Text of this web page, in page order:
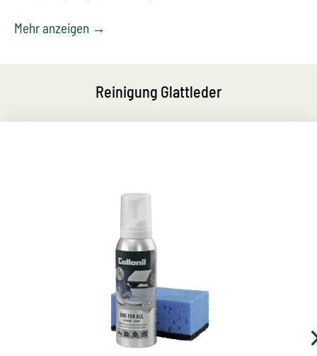
Mehr anzeigen →
Reinigung Glattleder
Ergiebiger Reinigungs- und
Pflegeschaum
schnelle, unkomplizierte Reinigung, zuverlässige
Pflege und effektiver Schutz zugleich
für alle Materialien geeignet